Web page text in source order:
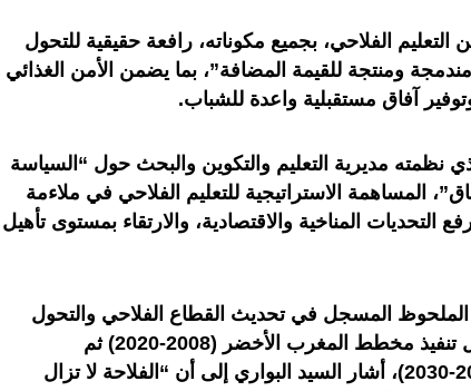
الفلاحي، بجميع مكوناته، رافعة حقيقية للتحول
ومنتجة للقيمة المضافة”، بما يضمن الأمن الغذائي
آفاق مستقبلية واعدة للشباب.
نظمته مديرية التعليم والتكوين والبحث حول “السياسة
المساهمة الاستراتيجية للتعليم الفلاحي في ملاءمة
التحديات المناخية والاقتصادية، والارتقاء بمستوى تأهيل
المسجل في تحديث القطاع الفلاحي والتحول
الهيكلي الذي شهده، لاسيما بفضل تنفيذ مخطط المغرب الأخضر (2008-2020) ثم
استراتيجية “الجيل الأخضر” (2020-2030)، أشار السيد البواري إلى أن “الفلاحة لا تزال